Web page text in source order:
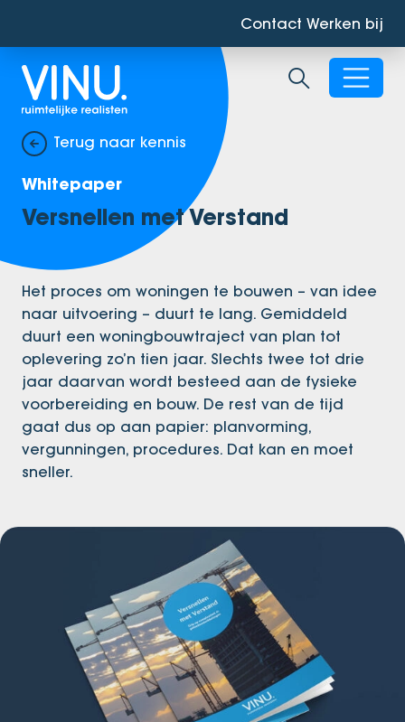
Contact Werken bij
Zoekbalk
Terug naar kennis
Whitepaper
Versnellen met Verstand
Het proces om woningen te bouwen – van idee
naar uitvoering – duurt te lang. Gemiddeld
duurt een woningbouwtraject van plan tot
oplevering zo’n tien jaar. Slechts twee tot drie
jaar daarvan wordt besteed aan de fysieke
voorbereiding en bouw. De rest van de tijd
gaat dus op aan papier: planvorming,
vergunningen, procedures. Dat kan en moet
sneller.